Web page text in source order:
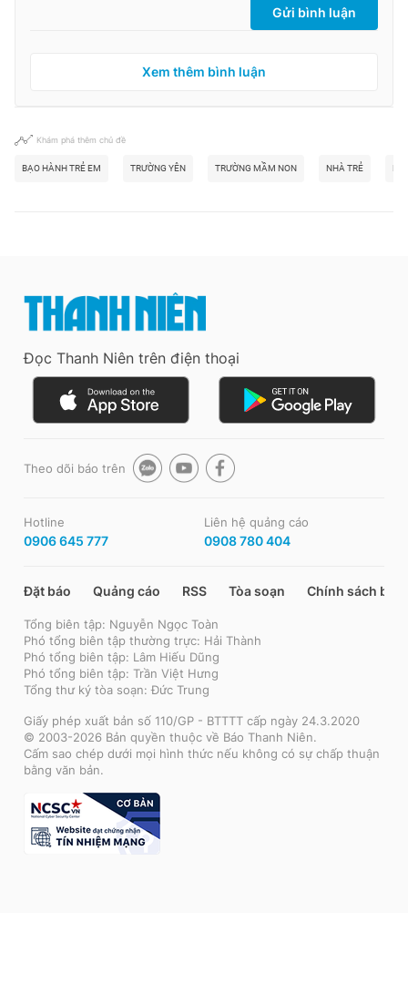
Gửi bình luận
Xem thêm bình luận
Khám phá thêm chủ đề
BẠO HÀNH TRẺ EM TRƯỜNG YÊN TRƯỜNG MẦM NON NHÀ TRẺ
Đọc Thanh Niên trên điện thoại
Theo dõi báo trên
Hotline
0906 645 777
Liên hệ quảng cáo
0908 780 404
Đặt báo Quảng cáo RSS Tòa soạn Chính sách bảo
Tổng biên tập: Nguyễn Ngọc Toàn
Phó tổng biên tập thường trực: Hải Thành
Phó tổng biên tập: Lâm Hiếu Dũng
Phó tổng biên tập: Trần Việt Hưng
Tổng thư ký tòa soạn: Đức Trung
Giấy phép xuất bản số 110/GP - BTTTT cấp ngày 24.3.2020
© 2003-2026 Bản quyền thuộc về Báo Thanh Niên.
Cấm sao chép dưới mọi hình thức nếu không có sự chấp thuận
bằng văn bản.